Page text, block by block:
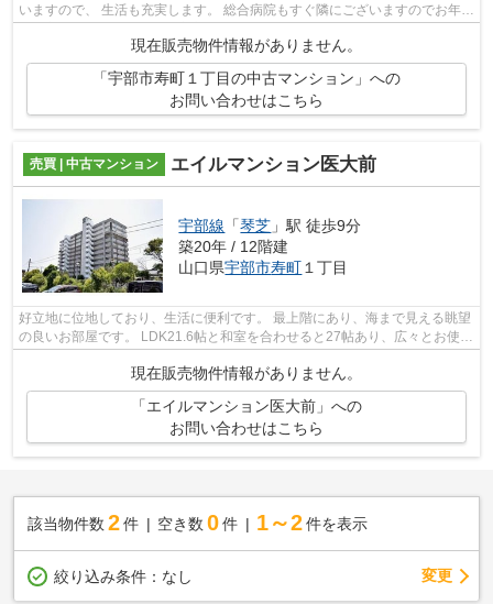
いますので、 生活も充実します。 総合病院もすぐ隣にございますのでお年寄
りの方や小さいお子さんも安心して...
現在販売物件情報がありません。
「宇部市寿町１丁目の中古マンション」への
お問い合わせはこちら
売買 | 中古マンション エイルマンション医大前
宇部線 「琴芝 」駅 徒歩9分
築20年 / 12階建
山口県宇部市寿町 １丁目
好立地に位地しており、生活に便利です。 最上階にあり、海まで見える眺望
の良いお部屋です。 LDK21.6帖と和室を合わせると27帖あり、広々とお使い
現在販売物件情報がありません。
「エイルマンション医大前」への
お問い合わせはこちら
該当物件数 2件 空き数 0 件 1～2 件を表示
絞り込み条件： なし 変更